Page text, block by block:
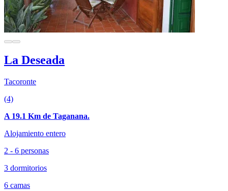
La Deseada
Tacoronte
(4)
A 19.1 Km de Taganana.
Alojamiento entero
2 - 6 personas
3 dormitorios
6 camas